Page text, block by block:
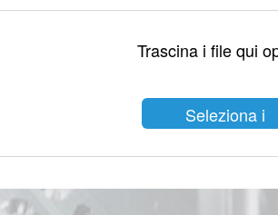
Trascina i file qui
Seleziona i